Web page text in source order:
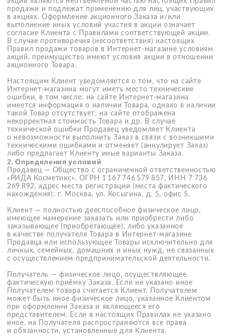
Получатель — физическое лицо, осуществляющее
фактическую приёмку Заказа. Если не указано иное
Получателем товара считается Клиент. Получателем
может быть иное физическое лицо, указанное Клиентом
при оформлении Заказа и являющееся его
представителем. Если в настоящих Правилах не указано
иное, на Получателя распространяются все права
и обязанности, установленные для Клиента.
Интернет-магазин представляет собой совокупность
информационных ресурсов, которые администрируют
с соблюдением действующего законодательства
Российской Федерации, включая Интернет-сайт, имеющий
адрес в сети Интернет https://www.meisense.com,
на которых представлены Товары, предлагаемые
Продавцом своим Клиентам для оформления Заказов,
а также условия продажи, оплаты и доставки этих
Заказов Клиентам и условия возврата, когда это
допустимо в соответствии с действующим
законодательством. Понятие «Интернет-магазин»
в рамках настоящего соглашения включает в себя Сайт.
Сайт — совокупность Интернет-страниц, расположенных
в сети Интернет по адресуhttps://www.meisense.com,
на которых представлены Товары, предлагаемые
Продавцом своим Клиентам для оформления Заказов.
Товар — объект материального мира, не изъятый
из гражданского оборота и представленный к продаже
на Сайте исключительно для личных, семейных,
домашних и иных нужд, не связанных с осуществлением
предпринимательской деятельности. Предметом купли-
продажи могут быть только Товары, имеющиеся
кнопка «Добавить в корзину».
Заказ — оформленный Клиентом и подтвержденный
Продавцом запрос в соответствии с настоящими
Правилами продажи товаров в интернет-магазине
на доставку по указанному адресу перечня Товаров,
выбранных в Интернет-магазине. Заказ может быть
оформлен как в целях заключения договора розничной
купли-продажи, так и для осуществления обмена или
замены Товаров по ранее заключенному договору
Аннуляция Заказа или Товара — техническое действие
Продавца, не подразумевающее отказ Продавца
от исполнения договора, которое осуществляется
в Интернет-магазине и констатирует факт того, что
некоторые Товары в составе Заказа (аннуляция Товара)
либо все Товары в составе Заказа (аннуляция Заказа)
не могут быть переданы Клиенту по текущему Заказу.
Служба доставки — третье лицо, оказывающее
по договору с Продавцом услуги по доставке Заказов